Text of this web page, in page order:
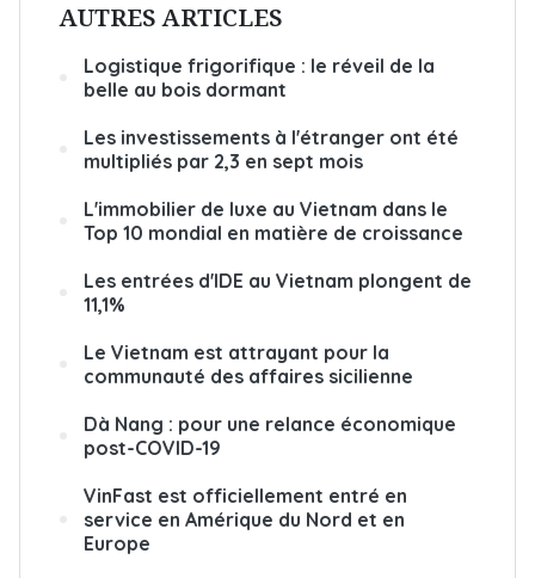
AUTRES ARTICLES
Logistique frigorifique : le réveil de la
belle au bois dormant
Les investissements à l'étranger ont été
multipliés par 2,3 en sept mois
L'immobilier de luxe au Vietnam dans le
Top 10 mondial en matière de croissance
Les entrées d'IDE au Vietnam plongent de
11,1%
Le Vietnam est attrayant pour la
communauté des affaires sicilienne
Dà Nang : pour une relance économique
post-COVID-19
VinFast est officiellement entré en
service en Amérique du Nord et en
Europe